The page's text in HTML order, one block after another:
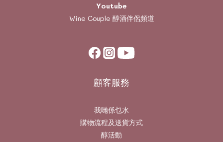
Youtube
Wine Couple 醇酒伴侶頻道
顧客服務
我哋係乜水
購物流程及送貨方式
醇活動